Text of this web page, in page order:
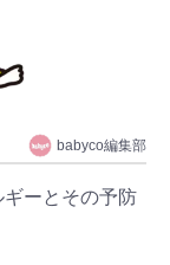
babyco編集部
ーとその予防